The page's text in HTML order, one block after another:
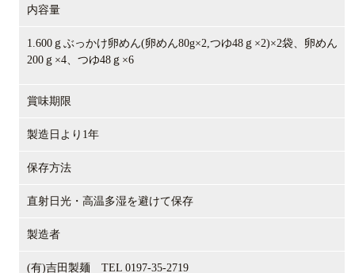
内容量
1.600ｇぶっかけ卵めん(卵めん80g×2,つゆ48ｇ×2)×2袋、卵めん
200ｇ×4、つゆ48ｇ×6
賞味期限
製造日より1年
保存方法
直射日光・高温多湿を避けて保存
製造者
(有)吉田製麺 TEL 0197-35-2719